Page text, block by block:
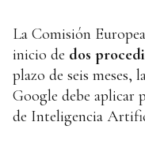
La Comisión
inicio de dos
plazo de seis meses,
Google debe aplicar
de Inteligencia